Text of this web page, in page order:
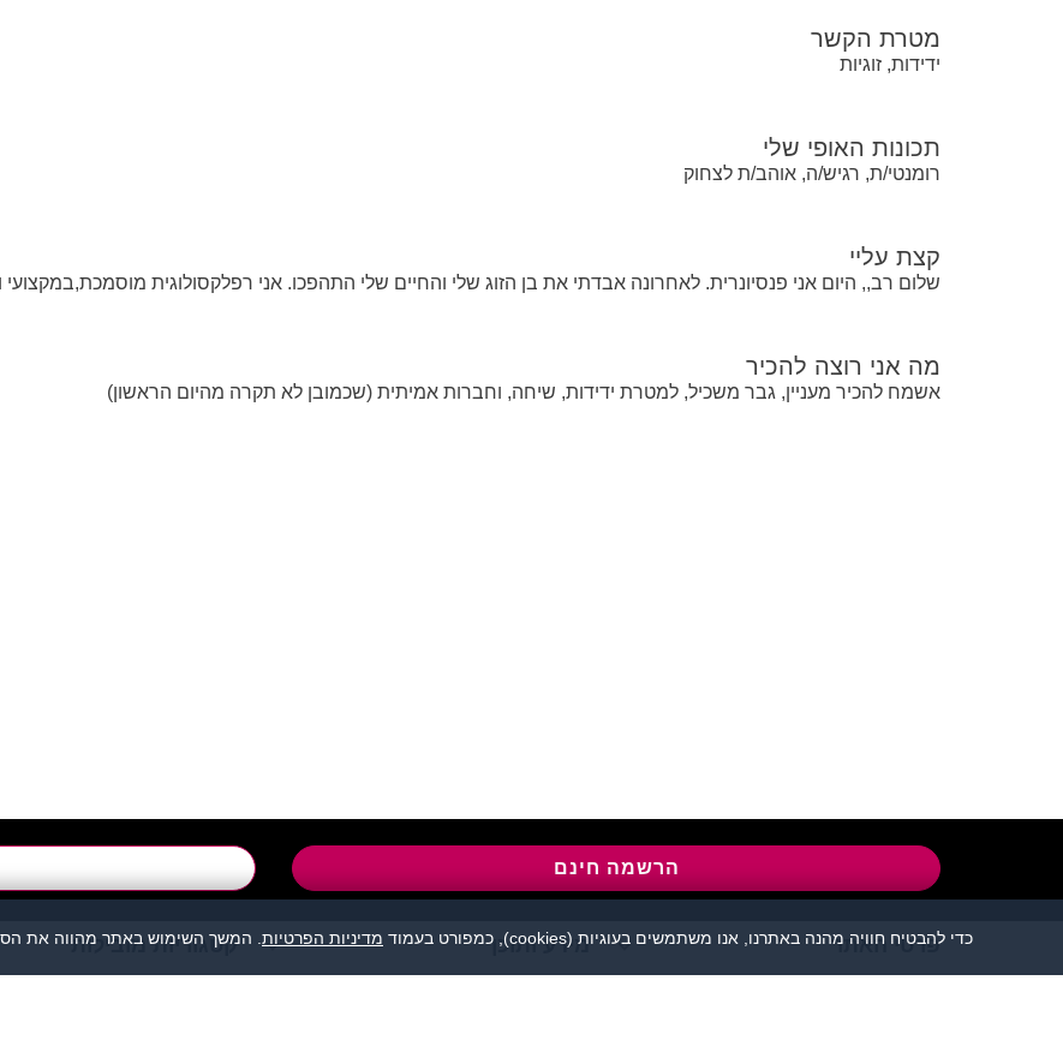
מטרת הקשר
ידידות, זוגיות
תכונות האופי שלי
רומנטי/ת, רגיש/ה, אוהב/ת לצחוק
קצת עליי
שלום רב,, היום אני פנסיונרית. לאחרונה אבדתי את בן הזוג שלי והחיים שלי התהפכו. אני רפלקסולוגית
מה אני רוצה להכיר
אשמח להכיר מעניין, גבר משכיל, למטרת ידידות, שיחה, וחברות אמיתית (שכמובן לא תקרה מהיום הראשון)
הרשמה חינם04-8558924
פרטי האתר מידע ותוכן קטגוריות מובילות כדי להבטיח חוויה מהנה באתרנו, אנו משתמשים בעוגיות (cookies), כמפורט בעמוד מדיניות הפרטיות . המשך השימוש באתר מהווה את